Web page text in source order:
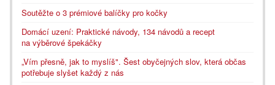
Soutěžte o 3 prémiové balíčky pro kočky
Domácí uzení: Praktické návody, 134 návodů a recept
na výběrové špekáčky
„Vím přesně, jak to myslíš". Šest obyčejných slov, která občas
potřebuje slyšet každý z nás